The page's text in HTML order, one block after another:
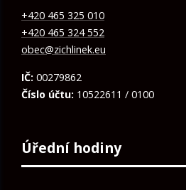
+420 465 325 010
+420 465 324 552
obec@zichlinek.eu
IČ: 00279862
Číslo účtu: 10522611 / 0100
Úřední hodiny